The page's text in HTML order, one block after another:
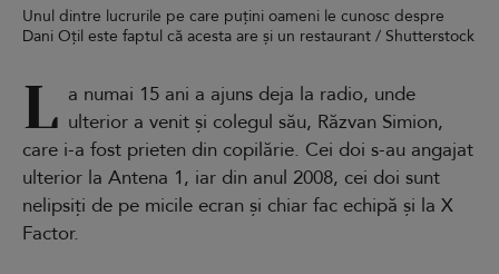
Unul dintre lucrurile pe care puțini oameni le cunosc despre
Dani Oțil este faptul că acesta are și un restaurant / Shutterstock
L a numai 15 ani a ajuns deja la radio, unde
ulterior a venit și colegul său, Răzvan Simion,
care i-a fost prieten din copilărie. Cei doi s-au angajat
ulterior la Antena 1, iar din anul 2008, cei doi sunt
nelipsiți de pe micile ecran și chiar fac echipă și la X
Factor.